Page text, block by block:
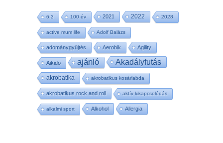
6:3 100 év 2021 2022 2028
active mum life Adolf Balázs
adománygyűjtés Aerobik Agility
Aikido ajánló Akadályfutás
akrobatika akrobatikus kosárlabda
akrobatikus rock and roll aktív kikapcsolódás
alkalmi sport Alkohol Allergia